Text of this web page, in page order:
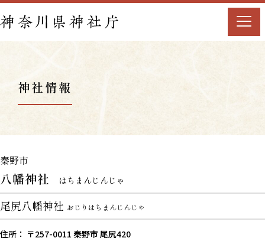
神社情報
秦野市
八幡神社 はちまんじんじゃ
尾尻八幡神社 おじりはちまんじんじゃ
住所： 〒257-0011 秦野市 尾尻420